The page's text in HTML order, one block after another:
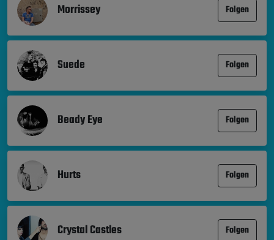
Morrissey Folgen
Suede Folgen
Beady Eye Folgen
Hurts Folgen
Crystal Castles Folgen